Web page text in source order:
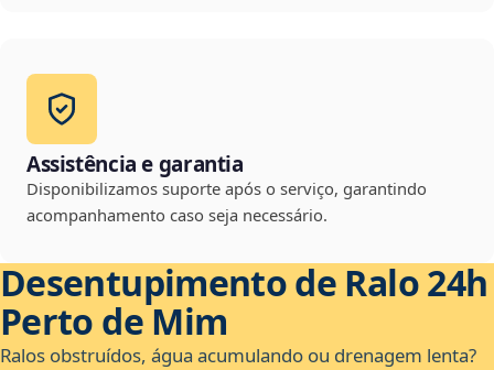
Assistência e garantia
Disponibilizamos suporte após o serviço, garantindo
acompanhamento caso seja necessário.
Desentupimento de Ralo 24h
Perto de Mim
Ralos obstruídos, água acumulando ou drenagem lenta?